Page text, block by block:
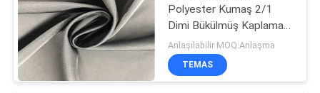
Polyester Kumaş 2/1
Dimi Bükülmüş Kaplama
Hafıza Kumaşı Rüzgar
Coat
Anlaşılabilir MOQ:Anlaşma
TEMAS